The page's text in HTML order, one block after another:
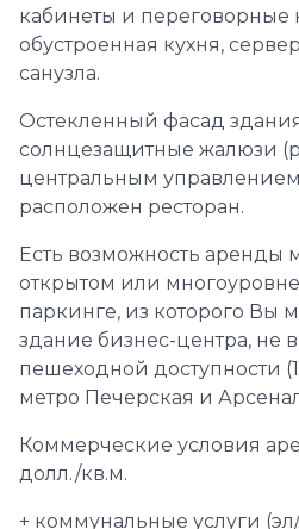
кабинеты и переговорные
обустроенная кухня,
санузла.
Остекленный фасад
солнцезащитные жалюзи
центральным
расположен ресторан.
Есть возможность аренды
открытом или
паркинге, из которого Вы
здание бизнес-центра, не
пешеходной доступности
метро Печерская и
Коммерческие условия
долл./кв.м.
+ коммунальные услуги